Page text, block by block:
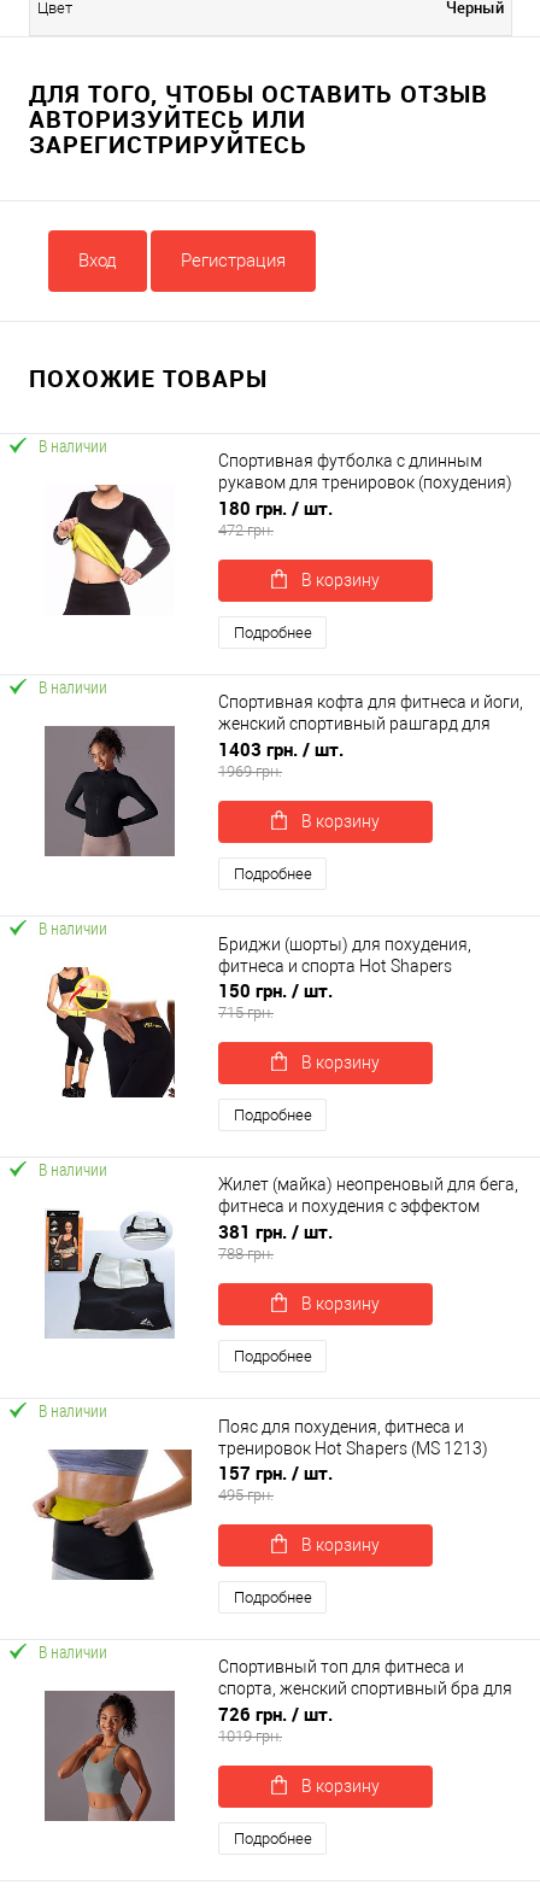
Цвет Черный
ДЛЯ ТОГО, ЧТОБЫ ОСТАВИТЬ ОТЗЫВ
АВТОРИЗУЙТЕСЬ ИЛИ
ЗАРЕГИСТРИРУЙТЕСЬ
Вход Регистрация
ПОХОЖИЕ ТОВАРЫ
В наличии
Спортивная футболка с длинным
рукавом для тренировок (похудения)
Hot Shapers (MS 0601)
180 грн. / шт.
472 грн.
В корзину
Подробнее
В наличии
Спортивная кофта для фитнеса и йоги,
женский спортивный рашгард для
фитнеса OSPORT (os-0009-1)
1403 грн. / шт.
1969 грн.
В корзину
Подробнее
В наличии
Бриджи (шорты) для похудения,
фитнеса и спорта Hot Shapers
150 грн. / шт.
715 грн.
В корзину
Подробнее
В наличии
Жилет (майка) неопреновый для бега,
фитнеса и похудения c эффектом
сауны Heatoutfit (MS 2815)
381 грн. / шт.
788 грн.
В корзину
Подробнее
В наличии
Пояс для похудения, фитнеса и
тренировок Hot Shapers (MS 1213)
157 грн. / шт.
495 грн.
В корзину
Подробнее
В наличии
Спортивный топ для фитнеса и
спорта, женский спортивный бра для
йоги OSPORT (os-0008-1)
726 грн. / шт.
1019 грн.
В корзину
Подробнее